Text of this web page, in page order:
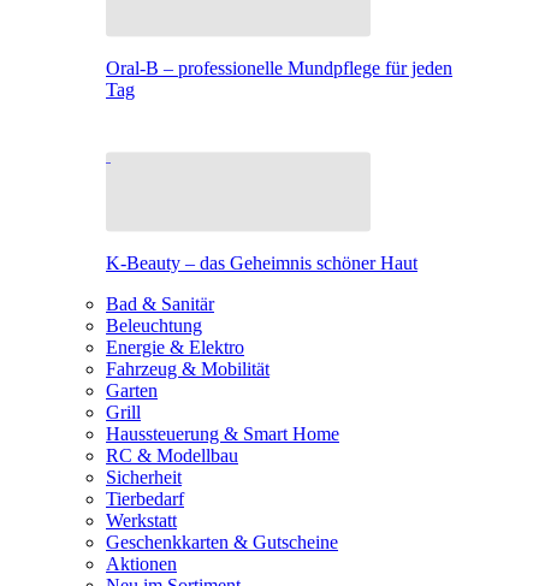
Oral-B – professionelle Mundpflege für jeden
Tag
K-Beauty – das Geheimnis schöner Haut
Bad & Sanitär
Beleuchtung
Energie & Elektro
Fahrzeug & Mobilität
Garten
Grill
Haussteuerung & Smart Home
RC & Modellbau
Sicherheit
Tierbedarf
Werkstatt
Geschenkkarten & Gutscheine
Aktionen